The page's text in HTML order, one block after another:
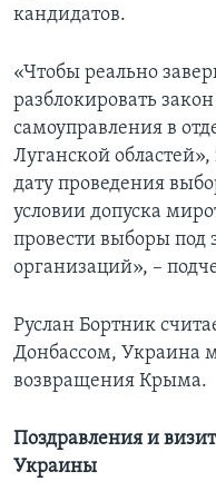
кандидатов.
«Чтобы реально
разблокировать
самоуправления в
Луганской
дату проведения
условии допуска
провести выборы
организаций», –
Руслан Бортник
Донбассом, Украина
возвращения Крыма.
Поздравления и
Украины